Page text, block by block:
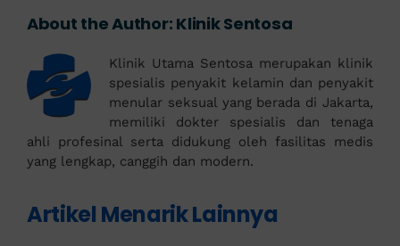
About the Author: Klinik Sentosa
Klinik Utama Sentosa merupakan klinik
spesialis penyakit kelamin dan penyakit
menular seksual yang berada di Jakarta,
memiliki dokter spesialis dan tenaga
ahli profesinal serta didukung oleh fasilitas medis
yang lengkap, canggih dan modern.
Artikel Menarik Lainnya